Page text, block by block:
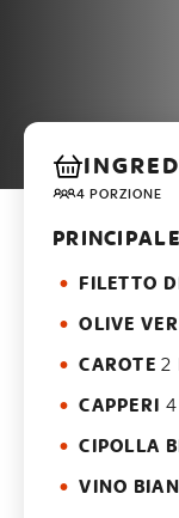
4 PORZIONE
PRINCIPALE
FILETTO
OLIVE
CAROTE 2
CAPPERI
CIPOLLA
VINO